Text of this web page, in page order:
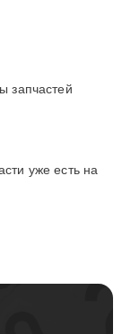
запчастей
уже есть на